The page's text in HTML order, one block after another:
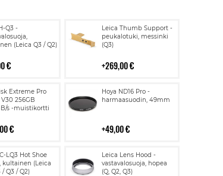
Q3 -
(Leica Q3 / Q2)
€
Leica Thumb Support -
peukalotuki, messinki
(Q3)
269,00 €
Lisää
ostoskoriin
Extreme Pro
V30 256GB
s -muistikortti
€
Hoya ND16 Pro -
harmaasuodin, 49mm
49,00 €
Lisää
ostoskoriin
LQ3 Hot Shoe
kultainen (Leica
/ Q3 / Q2)
Leica Lens Hood -
vastavalosuoja, hopea
(Q, Q2, Q3)
Lisää
ostoskoriin